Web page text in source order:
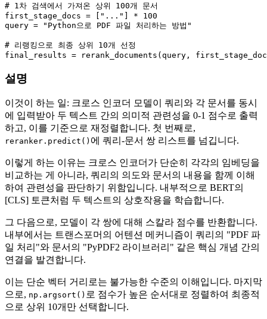
# 1차 검색에서 가져온 상위 100개 문서
first_stage_docs = [
"..." ] * 100
query =
"Python으로 PDF 파일 처리하는 방법"
# 리랭킹으로 최종 상위 10개 선정
final_results = rerank_documents(query,
설명
이것이 하는 일: 크로스 인코더 모델이 쿼리와 각 문서를 동시
에 입력받아 두 텍스트 간의 의미적 관련성을 0-1 점수로 출력
하고, 이를 기준으로 재정렬합니다. 첫 번째로,
reranker.predict() 에 쿼리-문서 쌍 리스트를 넘깁니다.
이렇게 하는 이유는 크로스 인코더가 단순히 각각의 임베딩을
비교하는 게 아니라, 쿼리의 의도와 문서의 내용을 함께 이해
하여 관련성을 판단하기 위함입니다. 내부적으로 BERT의
[CLS] 토큰처럼 두 텍스트의 상호작용을 학습합니다.
그 다음으로, 모델이 각 쌍에 대해 스칼라 점수를 반환합니다.
내부에서는 트랜스포머의 어텐션 메커니즘이 쿼리의 "PDF 파
일 처리"와 문서의 "PyPDF2 라이브러리" 같은 핵심 개념 간의
연결을 발견합니다.
이는 단순 벡터 거리로는 불가능한 수준의 이해입니다. 마지막
으로, np.argsort() 로 점수가 높은 순서대로 정렬하여 최종적
으로 상위 10개만 선택합니다.